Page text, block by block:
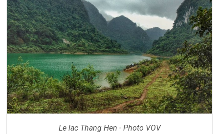
Le lac Thang Hen - Photo VOV